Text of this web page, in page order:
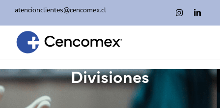
atencionclientes@cencomex.cl
Divisiones